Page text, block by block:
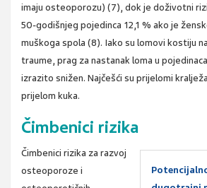
imaju osteoporozu) (7), dok je doživotni
50-godišnjeg pojedinca 12,1 % ako je
muškoga spola (8). Iako su lomovi kostiju
traume, prag za nastanak loma u
izrazito snižen. Najčešći su prijelomi
prijelom kuka.
Čimbenici rizika
Čimbenici rizika za razvoj
osteoporoze i